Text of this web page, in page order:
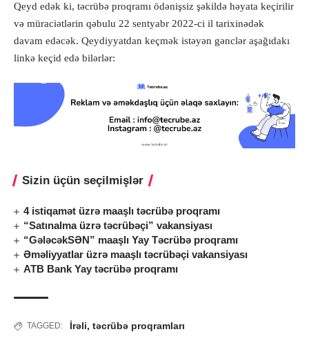
Qeyd edək ki, təcrübə proqramı ödənişsiz şəkildə həyata keçirilir
və müraciətlərin qəbulu 22 sentyabr 2022-ci il tarixinədək
davam edəcək. Qeydiyyatdan keçmək istəyən gənclər aşağıdakı
linkə keçid edə bilərlər:
Sizin üçün seçilmişlər
4 istiqamət üzrə maaşlı təcrübə proqramı
“Satınalma üzrə təcrübəçi” vakansiyası
“GələcəkSƏN” maaşlı Yay Təcrübə proqramı
Əməliyyatlar üzrə maaşlı təcrübəçi vakansiyası
ATB Bank Yay təcrübə proqramı
TAGGED: İrəli, təcrübə proqramları